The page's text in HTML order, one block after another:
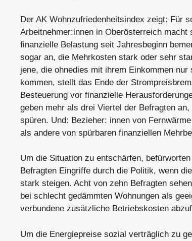
Der AK Wohnzufriedenheitsindex zeigt: Für
Arbeitnehmer:innen in Oberösterreich macht
finanzielle Belastung seit Jahresbeginn
sogar an, die Mehrkosten stark oder sehr
jene, die ohnedies mit ihrem Einkommen nur
kommen, stellt das Ende der
Besteuerung vor finanzielle
geben mehr als drei Viertel der Befragten
spüren. Und: Bezieher: innen von
als andere von spürbaren finanziellen
Um die Situation zu entschärfen,
Befragten Eingriffe durch die Politik, wenn
stark steigen. Acht von zehn Befragten
bei schlecht gedämmten Wohnungen als
verbundene zusätzliche Betriebskosten
Um die Energiepreise sozial verträglich zu